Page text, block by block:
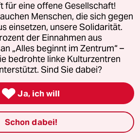
Vertriebs GmbH
rechtlichen Fragen oder für Genehmigungen
lizenzen@taz.de
für eine offene Gesellschaft!
Menschen, die sich gegen
einsetzen, unsere Solidarität.
der Einnahmen aus
„Alles beginnt im Zentrum“ –
bedrohte linke Kulturzentren
Sind Sie dabei?
 Ja, ich will
Schon dabei!